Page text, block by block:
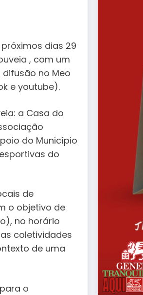
dias 29
, com um
difusão no Meo
e youtube).
a Casa do
do Município
do
de
o objetivo de
no horário
coletividades
de uma
o